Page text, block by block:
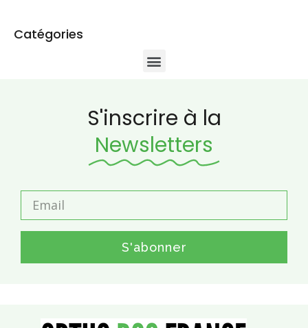
Catégories
S'inscrire à la
Newsletters
S'abonner